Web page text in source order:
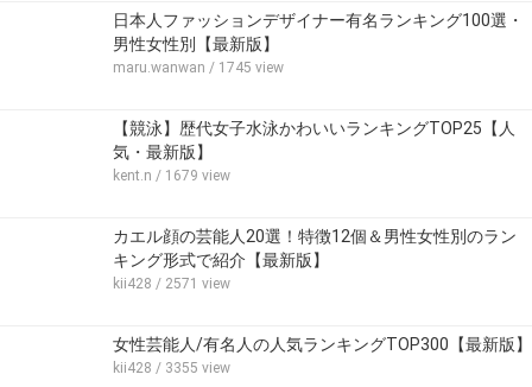
日本人ファッションデザイナー有名ランキング100選・
男性女性別【最新版】
maru.wanwan / 1745 view
【競泳】歴代女子水泳かわいいランキングTOP25【人
気・最新版】
kent.n / 1679 view
カエル顔の芸能人20選！特徴12個＆男性女性別のラン
キング形式で紹介【最新版】
kii428 / 2571 view
女性芸能人/有名人の人気ランキングTOP300【最新版】
kii428 / 3355 view